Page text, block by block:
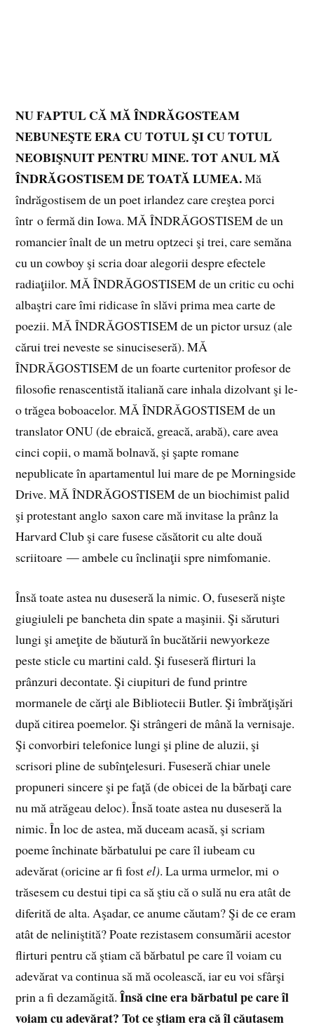
NU FAPTUL CĂ MĂ ÎNDRĂGOSTEAM
NEBUNEŞTE ERA CU TOTUL ŞI CU TOTUL
NEOBIŞNUIT PENTRU MINE. TOT ANUL MĂ
ÎNDRĂGOSTISEM DE TOATĂ LUMEA.Mă
îndrăgostisem de un poet irlandez care creştea porci
într o fermă din Iowa. MĂ ÎNDRĂGOSTISEM de un
romancier înalt de un metru optzeci şi trei, care semăna
cu un cowboy şi scria doar alegorii despre efectele
radiaţiilor. MĂ ÎNDRĂGOSTISEM de un critic cu ochi
albaştri care îmi ridicase în slăvi prima mea carte de
poezii. MĂ ÎNDRĂGOSTISEM de un pictor ursuz (ale
cărui trei neveste se sinuciseseră). MĂ
ÎNDRĂGOSTISEM de un foarte curtenitor profesor de
filosofie renascentistă italiană care inhala dizolvant şi le-
o trăgea boboacelor. MĂ ÎNDRĂGOSTISEM de un
translator ONU (de ebraică, greacă, arabă), care avea
cinci copii, o mamă bolnavă, şi şapte romane
nepublicate în apartamentul lui mare de pe Morningside
Drive. MĂ ÎNDRĂGOSTISEM de un biochimist palid
şi protestant anglo saxon care mă invitase la prânz la
Harvard Club şi care fusese căsătorit cu alte două
scriitoare — ambele cu înclinaţii spre nimfomanie.
Însă toate astea nu duseseră la nimic. O, fuseseră nişte
giugiuleli pe bancheta din spate a maşinii. Şi săruturi
lungi şi ameţite de băutură în bucătării newyorkeze
peste sticle cu martini cald. Şi fuseseră flirturi la
prânzuri decontate. Şi ciupituri de fund printre
mormanele de cărţi ale Bibliotecii Butler. Şi îmbrăţişări
după citirea poemelor. Şi strângeri de mână la vernisaje.
Şi convorbiri telefonice lungi şi pline de aluzii, şi
scrisori pline de subînţelesuri. Fuseseră chiar unele
propuneri sincere şi pe faţă (de obicei de la bărbaţi care
nu mă atrăgeau deloc). Însă toate astea nu duseseră la
nimic. În loc de astea, mă duceam acasă, şi scriam
poeme închinate bărbatului pe care îl iubeam cu
adevărat (oricine ar fi fostel). La urma urmelor, mi o
trăsesem cu destui tipi ca să ştiu că o sulă nu era atât de
diferită de alta. Aşadar, ce anume căutam? Şi de ce eram
atât de neliniştită? Poate rezistasem consumării acestor
flirturi pentru că ştiam că bărbatul pe care îl voiam cu
adevărat va continua să mă ocolească, iar eu voi sfârşi
prin a fi dezamăgită.Însă cine era bărbatul pe care îl
voiam cu adevărat? Tot ce ştiam era că îl căutasem